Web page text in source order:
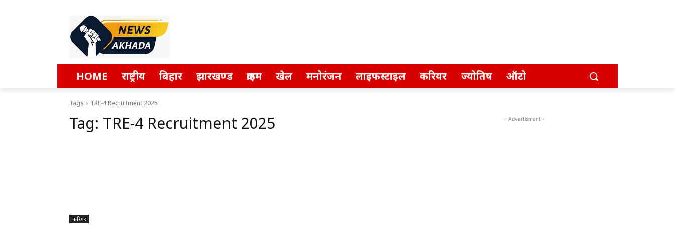
HOME राष्ट्रीय बिहार झारखण्ड क्राइम खेल मनोरंजन लाइफस्टाइल करियर ज्योतिष ऑटो
Tags TRE-4 Recruitment 2025
Tag: TRE-4 Recruitment 2025
करियर
- Advertisment -